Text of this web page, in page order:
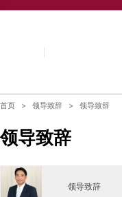
首页 领导致辞 领导致辞
领导致辞
领导致辞